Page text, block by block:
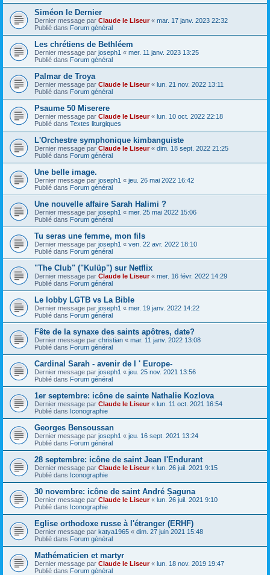
Siméon le Dernier
Dernier message par Claude le Liseur« mar. 17 janv. 2023 22:32
Publié dans Forum général
Les chrétiens de Bethléem
Dernier message par joseph1 « mer. 11 janv. 2023 13:25
Publié dans Forum général
Palmar de Troya
Dernier message par Claude le Liseur« lun. 21 nov. 2022 13:11
Publié dans Forum général
Psaume 50 Miserere
Dernier message par Claude le Liseur« lun. 10 oct. 2022 22:18
Publié dans Textes liturgiques
L'Orchestre symphonique kimbanguiste
Dernier message par Claude le Liseur« dim. 18 sept. 2022 21:25
Publié dans Forum général
Une belle image.
Dernier message par joseph1 « jeu. 26 mai 2022 16:42
Publié dans Forum général
Une nouvelle affaire Sarah Halimi ?
Dernier message par joseph1 « mer. 25 mai 2022 15:06
Publié dans Forum général
Tu seras une femme, mon fils
Dernier message par joseph1 « ven. 22 avr. 2022 18:10
Publié dans Forum général
"The Club" ("Kulüp") sur Netflix
Dernier message par Claude le Liseur« mer. 16 févr. 2022 14:29
Publié dans Forum général
Le lobby LGTB vs La Bible
Dernier message par joseph1 « mer. 19 janv. 2022 14:22
Publié dans Forum général
Fête de la synaxe des saints apôtres, date?
Dernier message par christian « mar. 11 janv. 2022 13:08
Publié dans Forum général
Cardinal Sarah - avenir de l ' Europe-
Dernier message par joseph1 « jeu. 25 nov. 2021 13:56
Publié dans Forum général
1er septembre: icône de sainte Nathalie Kozlova
Dernier message par Claude le Liseur« lun. 11 oct. 2021 16:54
Publié dans Iconographie
Georges Bensoussan
Dernier message par joseph1 « jeu. 16 sept. 2021 13:24
Publié dans Forum général
28 septembre: icône de saint Jean l'Endurant
Dernier message par Claude le Liseur« lun. 26 juil. 2021 9:15
Publié dans Iconographie
30 novembre: icône de saint André Șaguna
Dernier message par Claude le Liseur« lun. 26 juil. 2021 9:10
Publié dans Iconographie
Eglise orthodoxe russe à l'étranger (ERHF)
Dernier message par katya1965 « dim. 27 juin 2021 15:48
Publié dans Forum général
Mathématicien et martyr
Dernier message par Claude le Liseur« lun. 18 nov. 2019 19:47
Publié dans Forum général